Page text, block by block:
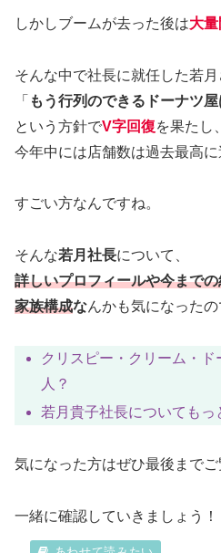
しかしブームが去った後は大
そんな中で社長に就任した若月
「 もう行列のできるドーナツ
という方針でV字回復を果たし、
今年中には店舗数は過去最高に
すごい方なんですね。
そんな若月社長について、
詳しいプロフィールや今まで
家族構成なんかも気になった
クリスピー・クリーム・
人？
若月貴子社長についてもっ
気になった方はぜひ最後まで
一緒に確認していきましょう！